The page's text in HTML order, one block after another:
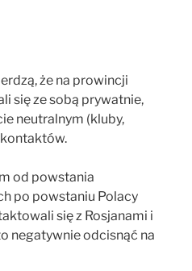
że na prowincji
się ze sobą prywatnie,
neutralnym (kluby,
kontaktów.
od powstania
po powstaniu Polacy
się z Rosjanami i
negatywnie odcisnąć na